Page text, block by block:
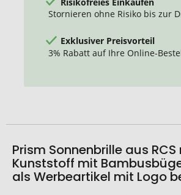
Stornieren ohne Risiko bis zur
Exklusiver Preisvorteil
3% Rabatt auf Ihre Online-
Prism Sonnenbrille aus RCS
Kunststoff mit
als Werbeartikel mit Logo